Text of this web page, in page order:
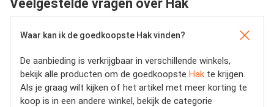
Veelgestelde vragen over Hak
Waar kan ik de goedkoopste Hak vinden?
De aanbieding is verkrijgbaar in verschillende winkels,
bekijk alle producten om de goedkoopste Hak te krijgen.
Als je graag wilt kijken of het artikel met meer korting te
koop is in een andere winkel, bekijk de categorie